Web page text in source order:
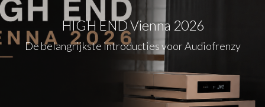
HIGH END Vienna 2026
De belangrijkste introducties voor Audiofrenzy